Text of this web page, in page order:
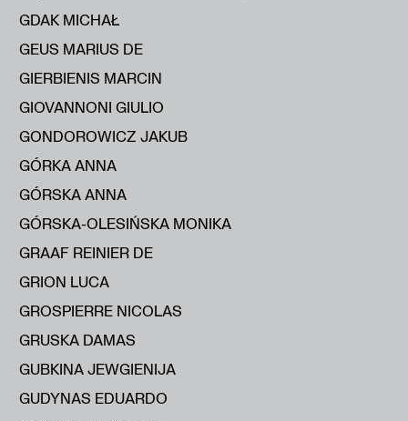
GDAK MICHAŁ
GEUS MARIUS DE
GIERBIENIS MARCIN
GIOVANNONI GIULIO
GONDOROWICZ JAKUB
GÓRKA ANNA
GÓRSKA ANNA
GÓRSKA-OLESIŃSKA MONIKA
GRAAF REINIER DE
GRION LUCA
GROSPIERRE NICOLAS
GRUSKA DAMAS
GUBKINA JEWGIENIJA
GUDYNAS EDUARDO